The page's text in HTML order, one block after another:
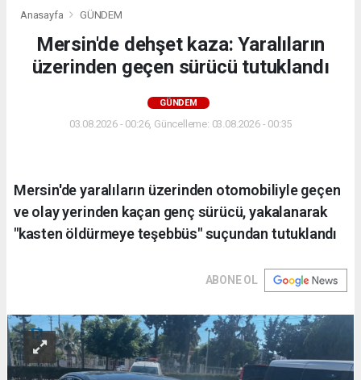
Anasayfa GÜNDEM
Mersin'de dehşet kaza: Yaralıların
üzerinden geçen sürücü tutuklandı
GÜNDEM
03.08.2026 - 00:26, Güncelleme: 03.08.2026 - 00:35
Mersin'de yaralıların üzerinden otomobiliyle geçen
ve olay yerinden kaçan genç sürücü, yakalanarak
"kasten öldürmeye teşebbüs" suçundan tutuklandı
ABONE OL